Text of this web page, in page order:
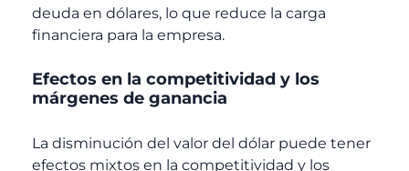
deuda en dólares, lo que reduce la carga
financiera para la empresa.
Efectos en la competitividad y los
márgenes de ganancia
La disminución del valor del dólar puede tener
efectos mixtos en la competitividad y los